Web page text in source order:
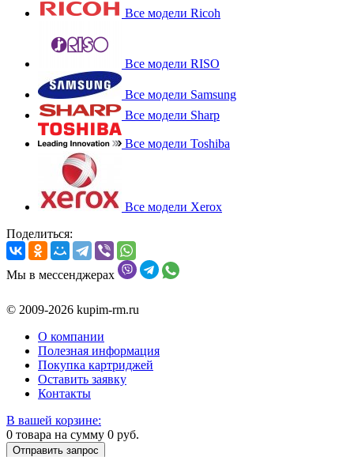
Все модели Ricoh
Все модели RISO
Все модели Samsung
Все модели Sharp
Все модели Toshiba
Все модели Xerox
Поделиться:
Мы в мессенджерах
© 2009-2026 kupim-rm.ru
О компании
Полезная информация
Покупка картриджей
Оставить заявку
Контакты
В вашей корзине:
0 товара на сумму 0 руб.
Отправить запрос